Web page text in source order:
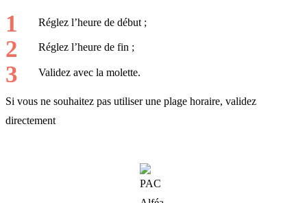
Réglez l’heure de début ;
Réglez l’heure de fin ;
Validez avec la molette.
Si vous ne souhaitez pas utiliser une plage horaire, validez
directement